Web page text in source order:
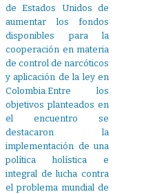
de Estados Unidos de
aumentar los fondos
disponibles para la
cooperación en materia
de control de narcóticos
y aplicación de la ley en
Colombia.Entre los
objetivos planteados en
el encuentro se
destacaron la
implementación de una
política holística e
integral de lucha contra
el problema mundial de